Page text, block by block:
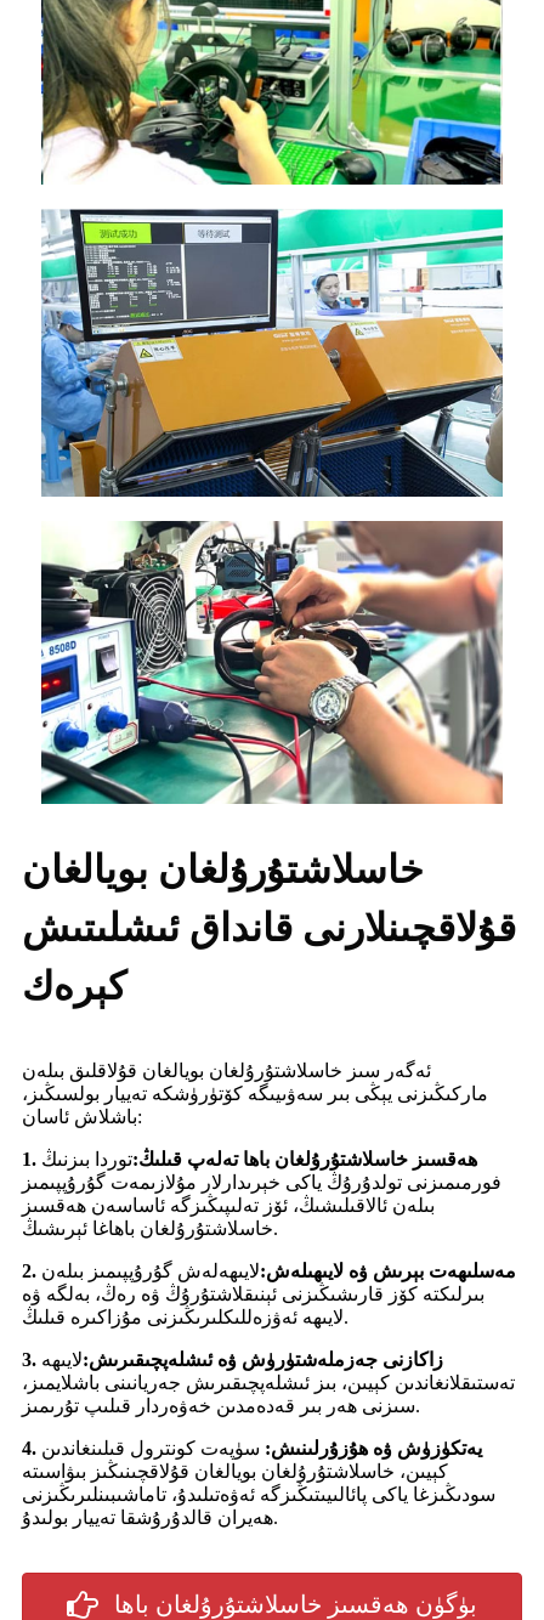
خاسلاشتۇرۇلغان بويالغان
قۇلاقچىنلارنى قانداق ئىشلىتىش
كېرەك
ئەگەر سىز خاسلاشتۇرۇلغان بويالغان قۇلاقلىق بىلەن
ماركىڭىزنى يېڭى بىر سەۋىيىگە كۆتۈرۈشكە تەييار بولسىڭىز،
باشلاش ئاسان:
1. ھەقسىز خاسلاشتۇرۇلغان باھا تەلەپ قىلىڭ:توردا بىزنىڭ
فورمىمىزنى تولدۇرۇڭ ياكى خېرىدارلار مۇلازىمەت گۇرۇپپىمىز
بىلەن ئالاقىلىشىڭ، ئۆز تەلىپىڭىزگە ئاساسەن ھەقسىز
خاسلاشتۇرۇلغان باھاغا ئېرىشىڭ.
2. مەسلىھەت بېرىش ۋە لايىھىلەش:لايىھەلەش گۇرۇپپىمىز بىلەن
بىرلىكتە كۆز قارىشىڭىزنى ئېنىقلاشتۇرۇڭ ۋە رەڭ، بەلگە ۋە
لايىھە ئەۋزەللىكلىرىڭىزنى مۇزاكىرە قىلىڭ.
3. زاكازنى جەزملەشتۈرۈش ۋە ئىشلەپچىقىرىش:لايىھە
تەستىقلانغاندىن كېيىن، بىز ئىشلەپچىقىرىش جەريانىنى باشلايمىز،
سىزنى ھەر بىر قەدەمدىن خەۋەردار قىلىپ تۇرىمىز.
4. يەتكۈزۈش ۋە ھۇزۇرلىنىش: سۈپەت كونترول قىلىنغاندىن
كېيىن، خاسلاشتۇرۇلغان بويالغان قۇلاقچىنىڭىز بىۋاسىتە
سودىڭىزغا ياكى پائالىيىتىڭىزگە ئەۋەتىلىدۇ، تاماشىبىنلىرىڭىزنى
ھەيران قالدۇرۇشقا تەييار بولىدۇ.
بۈگۈن ھەقسىز خاسلاشتۇرۇلغان باھا